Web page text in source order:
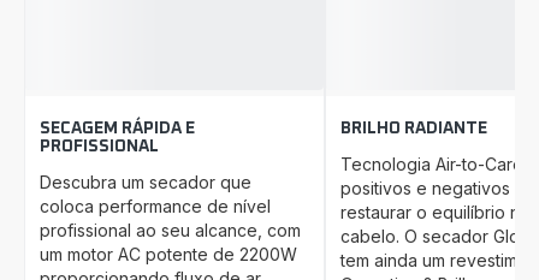
SECAGEM RÁPIDA E
PROFISSIONAL
Descubra um secador que
coloca performance de nível
profissional ao seu alcance, com
um motor AC potente de 2200W
BRILHO RADIANTE
Tecnologia Air-to-Care
positivos e negativos
restaurar o equilíbrio
cabelo. O secador Glow
tem ainda um